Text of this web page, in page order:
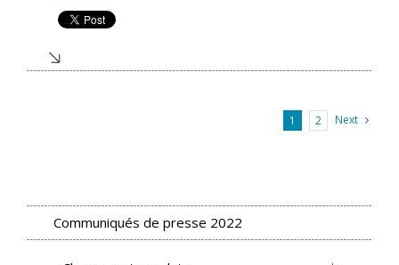
1 2 Next
Communiqués de presse 2022